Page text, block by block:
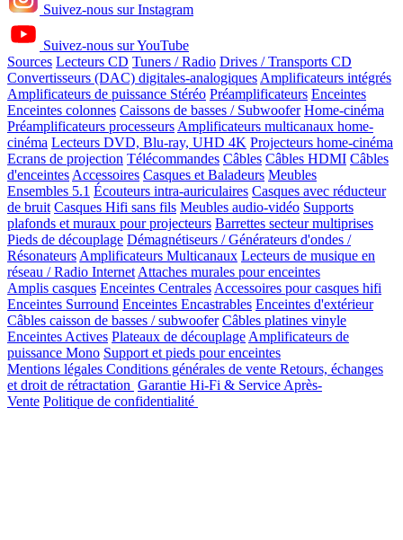
Suivez-nous sur Instagram
Suivez-nous sur YouTube
Sources Lecteurs CD Tuners / Radio Drives / Transports CD
Convertisseurs (DAC) digitales-analogiques Amplificateurs intégrés
Amplificateurs de puissance Stéréo Préamplificateurs Enceintes
Enceintes colonnes Caissons de basses / Subwoofer Home-cinéma
Préamplificateurs processeurs Amplificateurs multicanaux home-
cinéma Lecteurs DVD, Blu-ray, UHD 4K Projecteurs home-cinéma
Ecrans de projection Télécommandes Câbles Câbles HDMI Câbles
d'enceintes Accessoires Casques et Baladeurs Meubles
Ensembles 5.1 Écouteurs intra-auriculaires Casques avec réducteur
de bruit Casques Hifi sans fils Meubles audio-vidéo Supports
plafonds et muraux pour projecteurs Barrettes secteur multiprises
Pieds de découplage Démagnétiseurs / Générateurs d'ondes /
Résonateurs Amplificateurs Multicanaux Lecteurs de musique en
réseau / Radio Internet Attaches murales pour enceintes
Amplis casques Enceintes Centrales Accessoires pour casques hifi
Enceintes Surround Enceintes Encastrables Enceintes d'extérieur
Câbles caisson de basses / subwoofer Câbles platines vinyle
Enceintes Actives Plateaux de découplage Amplificateurs de
puissance Mono Support et pieds pour enceintes
Mentions légales Conditions générales de vente Retours, échanges
et droit de rétractation Garantie Hi-Fi & Service Après-
Vente Politique de confidentialité